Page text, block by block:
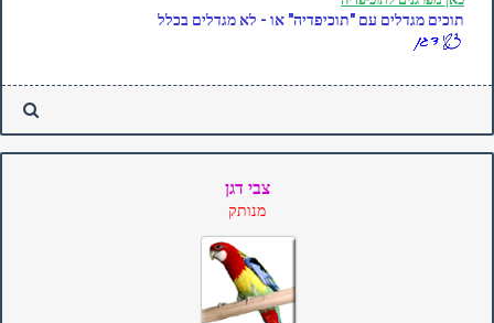
תוכים מגדלים עם "תוכיפדיה" או - לא מגדלים בכלל
צבי דגן
מנותק